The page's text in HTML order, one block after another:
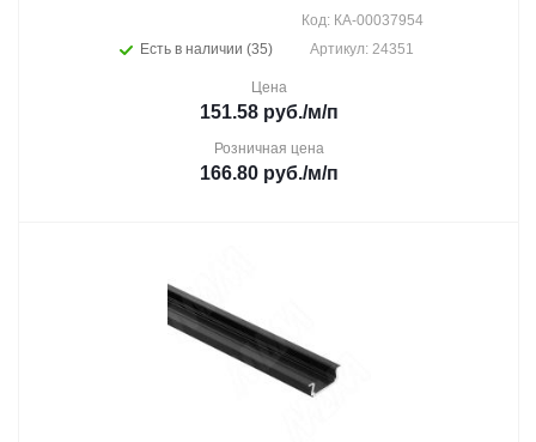
Есть в наличии (35)
Код: КА-00037954
Артикул: 24351
Цена
151.58 руб./м/п
Розничная цена
166.80 руб./м/п